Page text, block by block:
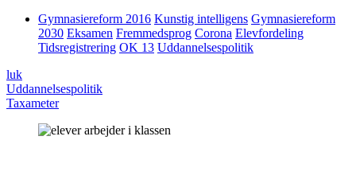
Gymnasiereform 2016 Kunstig intelligens Gymnasiereform
2030 Eksamen Fremmedsprog Corona Elevfordeling
Tidsregistrering OK 13 Uddannelsespolitik
luk
Uddannelsespolitik
Taxameter